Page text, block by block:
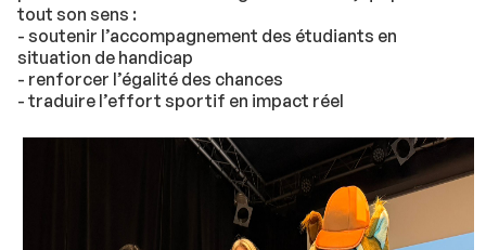
tout son sens :
- soutenir l’accompagnement des étudiants en
situation de handicap
- renforcer l’égalité des chances
- traduire l’effort sportif en impact réel